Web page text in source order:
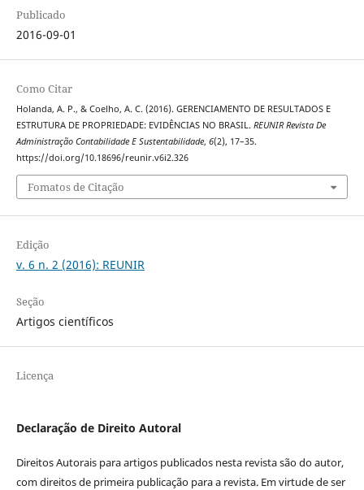
Publicado
2016-09-01
Como Citar
Holanda, A. P., & Coelho, A. C. (2016). GERENCIAMENTO DE RESULTADOS E
ESTRUTURA DE PROPRIEDADE: EVIDÊNCIAS NO BRASIL. REUNIR Revista De
Administração Contabilidade E Sustentabilidade, 6(2), 17–35.
https://doi.org/10.18696/reunir.v6i2.326
Fomatos de Citação
Edição
v. 6 n. 2 (2016): REUNIR
Seção
Artigos científicos
Licença
Declaração de Direito Autoral
Direitos Autorais para artigos publicados nesta revista são do autor,
com direitos de primeira publicação para a revista. Em virtude de ser